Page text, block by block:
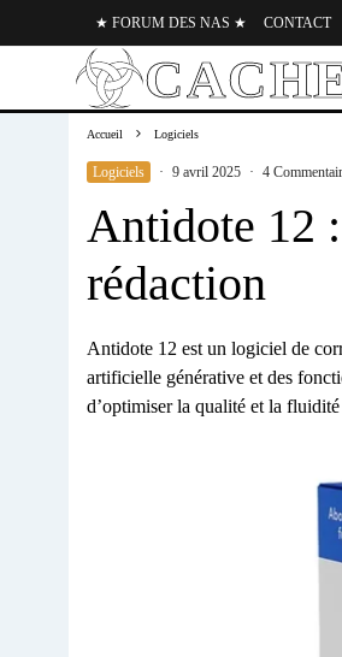
★ FORUM DES NAS ★ CONTACT
Accueil Logiciels
Logiciels · 9 avril 2025 · 4
Antidote 12
rédaction
Antidote 12 est un logiciel de
artificielle générative et des
d’optimiser la qualité et la